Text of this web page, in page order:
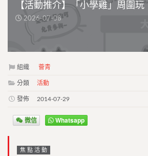
【活動推介】「小學雞」周圍玩
2026-07-08
組織 薈青
分類 活動
發佈 2014-07-29
微信 Whatsapp
焦點活動